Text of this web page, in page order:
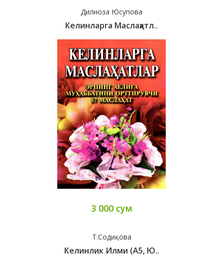
Дилноза Юсупова
Келинларга Маслаҳатл..
3 000 сум
Т.Содиқова
Келинлик Илми (А5, Ю..